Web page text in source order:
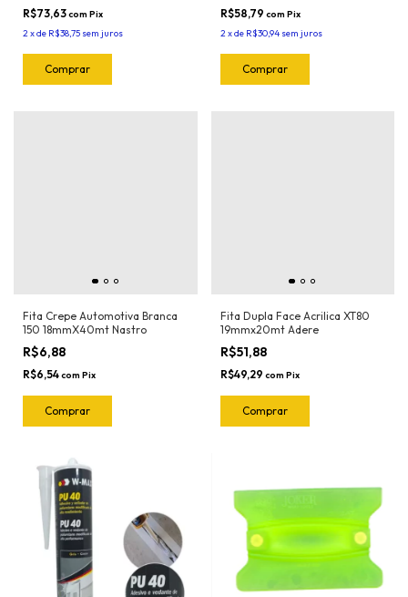
R$73,63com Pix
2xde R$38,75 sem juros
R$58,79 com Pix
2xde R$30,94 sem juros
Fita Crepe Automotiva Branca
150 18mmX40mt Nastro
R$6,88
R$6,54com Pix
Fita Dupla Face Acrilica XT80
19mmx20mt Adere
R$51,88
R$49,29 com Pix